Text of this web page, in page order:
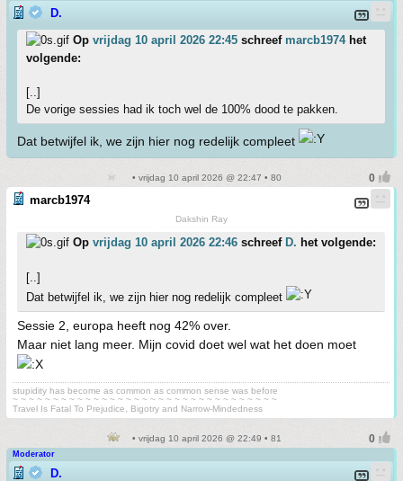
D.
Op vrijdag 10 april 2026 22:45 schreef marcb1974het
volgende:
[..]
De vorige sessies had ik toch wel de 100% dood te pakken.
Dat betwijfel ik, we zijn hier nog redelijk compleet
• vrijdag 10 april 2026 @ 22:47 • 80
marcb1974
Dakshin Ray
Op vrijdag 10 april 2026 22:46 schreef D. het volgende:
[..]
Dat betwijfel ik, we zijn hier nog redelijk compleet
Sessie 2, europa heeft nog 42% over.
Maar niet lang meer. Mijn covid doet wel wat het doen moet
stupidity has become as common as common sense was before
~ ~ ~ ~ ~ ~ ~ ~ ~ ~ ~ ~ ~ ~ ~ ~ ~ ~ ~ ~ ~ ~ ~ ~ ~ ~ ~ ~ ~ ~ ~ ~ ~
Travel Is Fatal To Prejudice, Bigotry and Narrow-Mindedness
• vrijdag 10 april 2026 @ 22:49 • 81
Moderator
D.